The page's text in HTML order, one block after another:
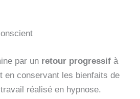
par un retour progressif à
en conservant les bienfaits de
réalisé en hypnose.